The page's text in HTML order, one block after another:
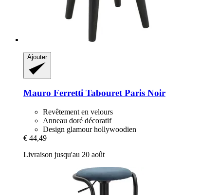
Ajouter
Mauro Ferretti Tabouret Paris Noir
Revêtement en velours
Anneau doré décoratif
Design glamour hollywoodien
€ 44,49
Livraison jusqu'au 20 août